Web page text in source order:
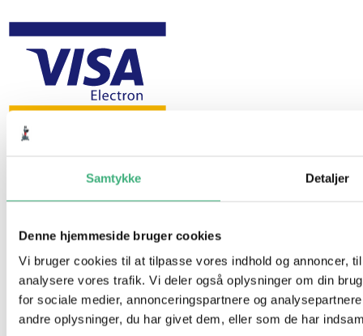
Samtykke Detaljer
Denne hjemmeside bruger cookies
Vi bruger cookies til at tilpasse vores indhold og annoncer,
analysere vores trafik. Vi deler også oplysninger om din
for sociale medier, annonceringspartnere og
andre oplysninger, du har givet dem, eller som de har